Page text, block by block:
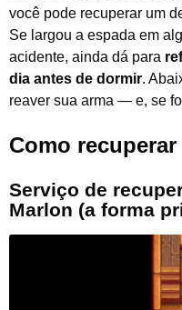
você pode recuperar um
Se largou a espada em
acidente, ainda dá para
dia antes de dormir.
reaver sua arma — e, se
Como
Serviço de
Marlon (a forma